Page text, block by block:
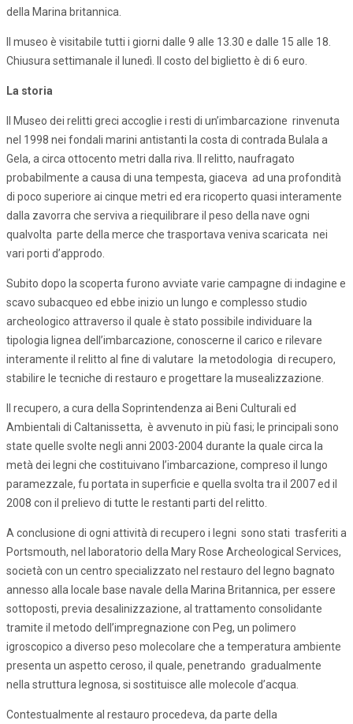
della Marina britannica.
Il museo è visitabile tutti i giorni dalle 9 alle 13.30 e dalle 15 alle 18.
Chiusura settimanale il lunedì. Il costo del biglietto è di 6 euro.
La storia
Il Museo dei relitti greci accoglie i resti di un’imbarcazione rinvenuta
nel 1998 nei fondali marini antistanti la costa di contrada Bulala a
Gela, a circa ottocento metri dalla riva. Il relitto, naufragato
probabilmente a causa di una tempesta, giaceva ad una profondità
di poco superiore ai cinque metri ed era ricoperto quasi interamente
dalla zavorra che serviva a riequilibrare il peso della nave ogni
qualvolta parte della merce che trasportava veniva scaricata nei
vari porti d’approdo.
Subito dopo la scoperta furono avviate varie campagne di indagine e
scavo subacqueo ed ebbe inizio un lungo e complesso studio
archeologico attraverso il quale è stato possibile individuare la
tipologia lignea dell’imbarcazione, conoscerne il carico e rilevare
interamente il relitto al fine di valutare la metodologia di recupero,
stabilire le tecniche di restauro e progettare la musealizzazione.
Il recupero, a cura della Soprintendenza ai Beni Culturali ed
Ambientali di Caltanissetta, è avvenuto in più fasi; le principali sono
state quelle svolte negli anni 2003-2004 durante la quale circa la
metà dei legni che costituivano l’imbarcazione, compreso il lungo
paramezzale, fu portata in superficie e quella svolta tra il 2007 ed il
2008 con il prelievo di tutte le restanti parti del relitto.
A conclusione di ogni attività di recupero i legni sono stati trasferiti a
Portsmouth, nel laboratorio della Mary Rose Archeological Services,
società con un centro specializzato nel restauro del legno bagnato
annesso alla locale base navale della Marina Britannica, per essere
sottoposti, previa desalinizzazione, al trattamento consolidante
tramite il metodo dell’impregnazione con Peg, un polimero
igroscopico a diverso peso molecolare che a temperatura ambiente
presenta un aspetto ceroso, il quale, penetrando gradualmente
nella struttura legnosa, si sostituisce alle molecole d’acqua.
Contestualmente al restauro procedeva, da parte della